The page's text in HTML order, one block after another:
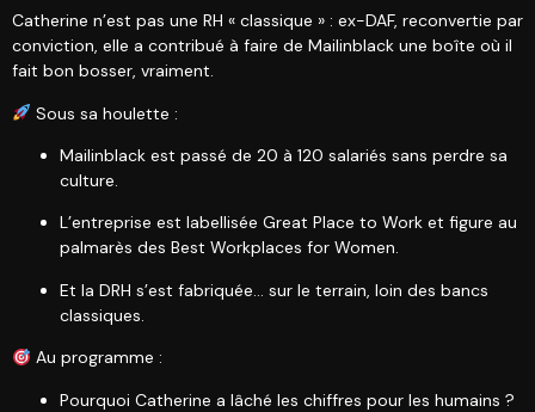
Catherine n’est pas une RH « classique » : ex-DAF, reconvertie par
conviction, elle a contribué à faire de Mailinblack une boîte où il
fait bon bosser, vraiment.
Sous sa houlette :
Mailinblack est passé de 20 à 120 salariés sans perdre sa
culture.
L’entreprise est labellisée Great Place to Work et figure au
palmarès des Best Workplaces for Women.
Et la DRH s’est fabriquée… sur le terrain, loin des bancs
classiques.
Au programme :
Pourquoi Catherine a lâché les chiffres pour les humains ?